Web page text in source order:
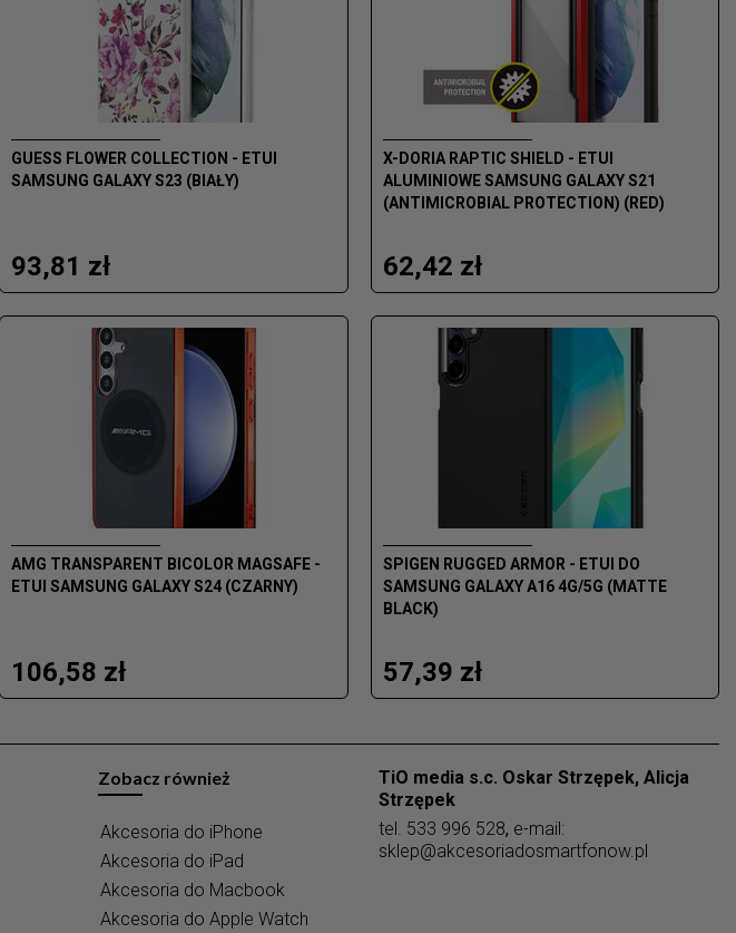
GUESS FLOWER COLLECTION - ETUI
SAMSUNG GALAXY S23 (BIAŁY)
93,81 zł
X-DORIA RAPTIC SHIELD - ETUI
ALUMINIOWE SAMSUNG GALAXY S21
(ANTIMICROBIAL PROTECTION) (RED)
62,42 zł
AMG TRANSPARENT BICOLOR MAGSAFE -
ETUI SAMSUNG GALAXY S24 (CZARNY)
106,58 zł
SPIGEN RUGGED ARMOR - ETUI DO
SAMSUNG GALAXY A16 4G/5G (MATTE
BLACK)
57,39 zł
Zobacz również
Akcesoria do iPhone
Akcesoria do iPad
Akcesoria do Macbook
Akcesoria do Apple Watch
TiO media s.c. Oskar Strzępek, Alicja
Strzępek
tel. 533 996 528, e-mail:
sklep@akcesoriadosmartfonow.pl